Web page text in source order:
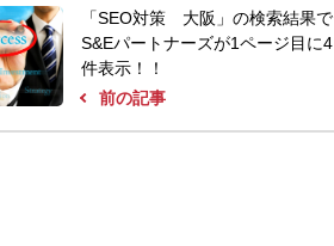
「SEO対策 大阪」の検索結果で
S&Eパートナーズが1ページ目に4
件表示！！
前の記事